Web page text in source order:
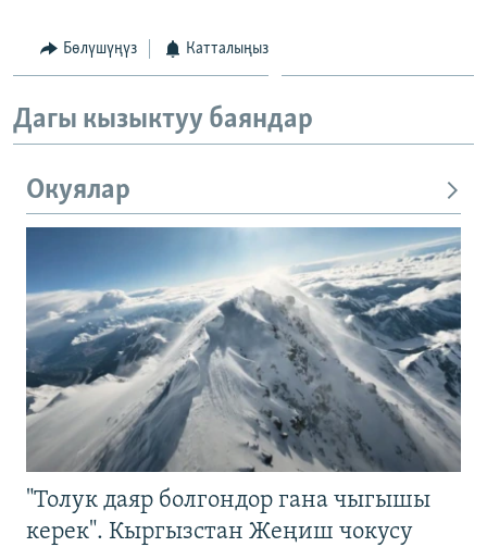
Бөлүшүңүз Катталыңыз
Дагы кызыктуу баяндар
Окуялар
"Толук даяр болгондор гана чыгышы
керек". Кыргызстан Жеңиш чокусу